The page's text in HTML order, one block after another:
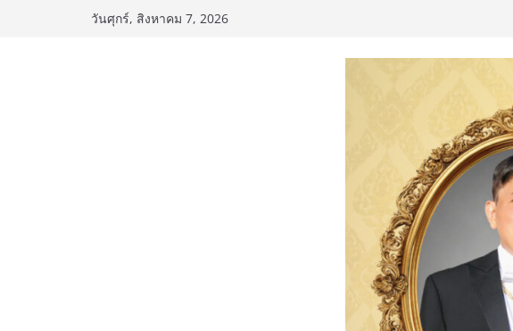
วันศุกร์, สิงหาคม 7, 2026